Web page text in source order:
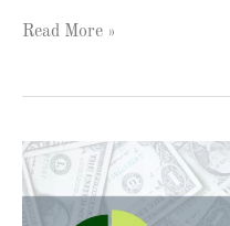
Read More »
Kupovina
akcija
američkih